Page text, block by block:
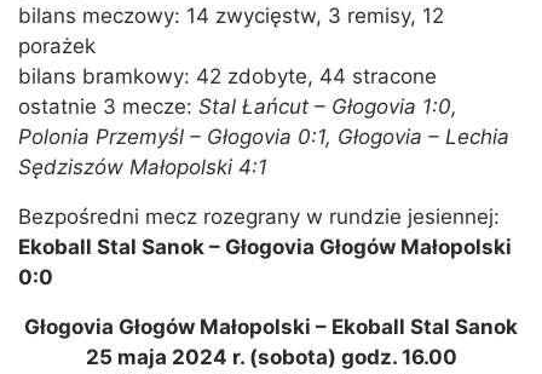
bilans meczowy: 14 zwycięstw, 3 remisy, 12
porażek
bilans bramkowy: 42 zdobyte, 44 stracone
ostatnie 3 mecze: Stal Łańcut – Głogovia 1:0,
Polonia Przemyśl – Głogovia 0:1, Głogovia – Lechia
Sędziszów Małopolski 4:1
Bezpośredni mecz rozegrany w rundzie jesiennej:
Ekoball Stal Sanok – Głogovia Głogów Małopolski
0:0
Głogovia Głogów Małopolski – Ekoball Stal Sanok
25 maja 2024 r. (sobota) godz. 16.00